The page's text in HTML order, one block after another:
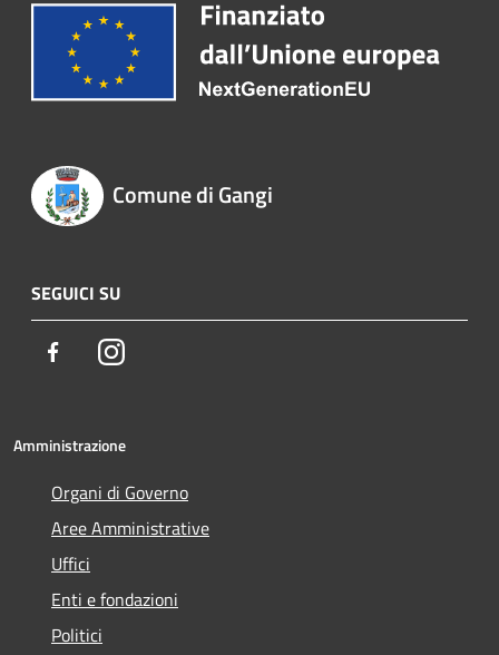
Comune di Gangi
SEGUICI SU
FacebookInstagram
Amministrazione
Organi di Governo
Aree Amministrative
Uffici
Enti e fondazioni
Politici